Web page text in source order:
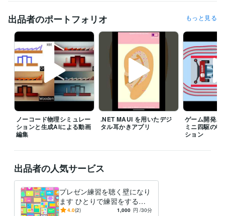
Inkscape:1年Blender:0年Stable Diffusion:0年
Godot Engine :1年.NET MAUI:0年 MATLAB:8年Julia:0年
学歴
奈良先端科学技術大学院大学 2012年3月 ~ 2018年2月
出品者のポートフォリオ もっと見る
ノーコード物理シミュレー
ションと生成AIによる動画
編集
.NET MAUI を用いたデジ
タル耳かきアプリ
ゲーム開発エ
ミニ四駆の
ション
出品者の人気サービス
プレゼン練習を聴く壁になり
ます ひとりで練習をする、
あなたをサポートします。
4.0(2) 1,000 円 /30分